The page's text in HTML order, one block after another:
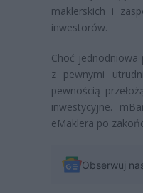
maklerskich i
inwestorów.
Choć
z pewnymi
pewnością
inwestycyjne.
eMaklera po
Obserwuj